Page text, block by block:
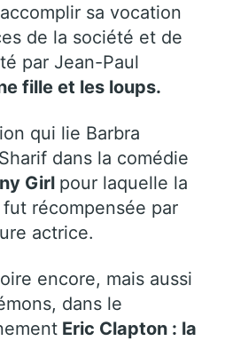
sa vocation
de la société et de
par Jean-Paul
fille et les loups.
qui lie Barbra
dans la comédie
Girl pour laquelle la
récompensée par
actrice.
encore, mais aussi
dans le
Eric Clapton : la